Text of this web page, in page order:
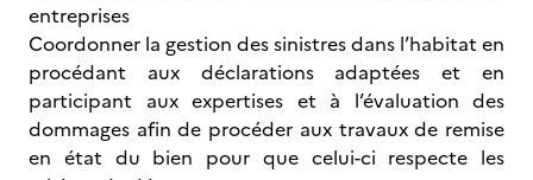
entreprises
Coordonner la gestion des sinistres dans l’habitat en
procédant aux déclarations adaptées et en
participant aux expertises et à l’évaluation des
dommages afin de procéder aux travaux de remise
en état du bien pour que celui-ci respecte les